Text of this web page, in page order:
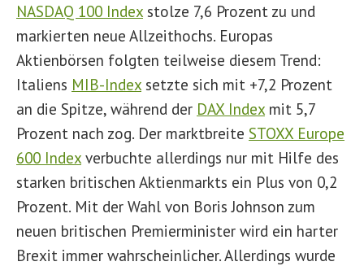
NASDAQ 100 Index stolze 7,6 Prozent zu und
markierten neue Allzeithochs. Europas
Aktienbörsen folgten teilweise diesem Trend:
Italiens MIB-Index setzte sich mit +7,2 Prozent
an die Spitze, während der DAX Index mit 5,7
Prozent nach zog. Der marktbreite STOXX Europe
600 Index verbuchte allerdings nur mit Hilfe des
starken britischen Aktienmarkts ein Plus von 0,2
Prozent. Mit der Wahl von Boris Johnson zum
neuen britischen Premierminister wird ein harter
Brexit immer wahrscheinlicher. Allerdings wurde